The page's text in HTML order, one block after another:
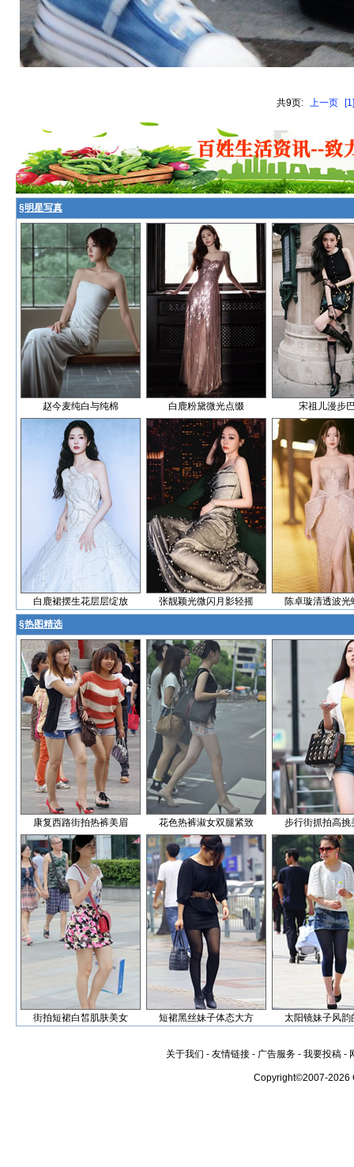
共9页: 上一页 [1]
§明星写真
赵今麦纯白与纯棉 白鹿粉黛微光点缀 宋祖儿漫步
白鹿裙摆生花层层绽放 张靓颖光微闪月影轻摇 陈卓璇清透波光
§热图精选
康复西路街拍热裤美眉 花色热裤淑女双腿紧致 步行街抓拍高挑
街拍短裙白皙肌肤美女 短裙黑丝妹子体态大方 太阳镜妹子风韵
关于我们 - 友情链接 - 广告服务 - 我要投稿 -
Copyright©2007-2026